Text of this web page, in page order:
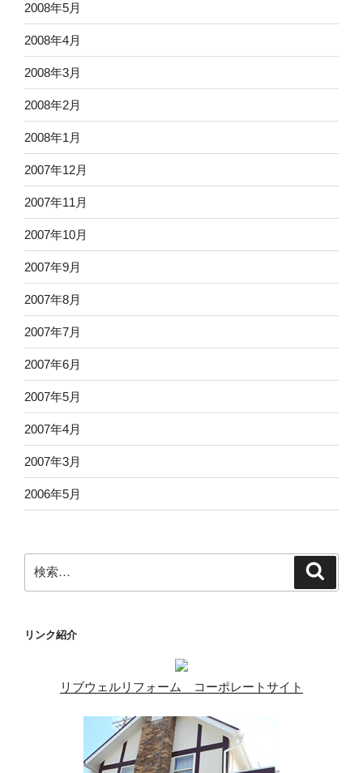
2008年5月
2008年4月
2008年3月
2008年2月
2008年1月
2007年12月
2007年11月
2007年10月
2007年9月
2007年8月
2007年7月
2007年6月
2007年5月
2007年4月
2007年3月
2006年5月
索:
リンク紹介
リブウェルリフォーム コーポレートサイト